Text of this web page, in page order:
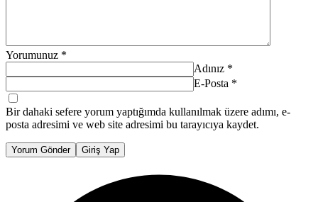
Yorumunuz *
Adınız *
E-Posta *
Bir dahaki sefere yorum yaptığımda kullanılmak üzere adımı, e-
posta adresimi ve web site adresimi bu tarayıcıya kaydet.
Yorum Gönder Giriş Yap